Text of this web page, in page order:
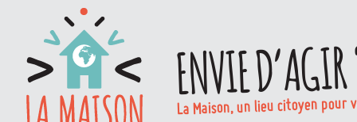
ENVIE
La Maison, un lieu citoyen